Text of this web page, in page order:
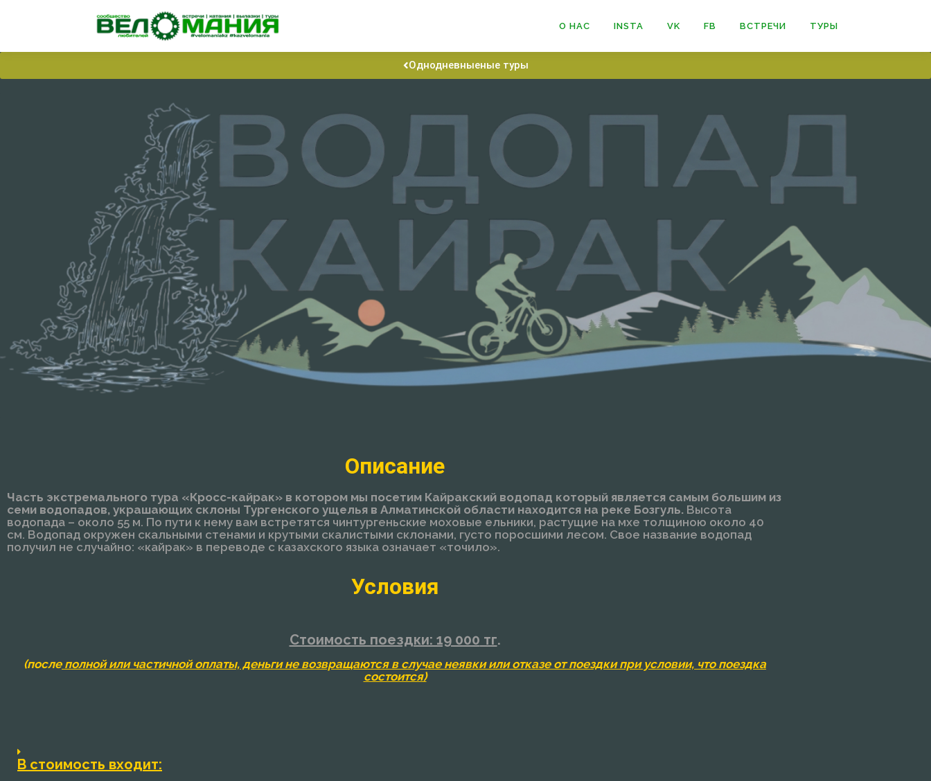
О НАС INSTA VK FB ВСТРЕЧИ ТУРЫ
Однодневныеные туры
Описание
Часть экстремального тура «Кросс-кайрак» в котором мы посетим Кайракский водопад который является самым большим из
семи водопадов, украшающих склоны Тургенского ущелья в Алматинской области находится на реке Бозгуль. Высота
водопада – около 55 м. По пути к нему вам встретятся чинтургеньские моховые ельники, растущие на мхе толщиною около 40
см. Водопад окружен скальными стенами и крутыми скалистыми склонами, густо поросшими лесом. Свое название водопад
получил не случайно: «кайрак» в переводе с казахского языка означает «точило».
Условия
Стоимость поездки: 19 000 тг.
(послеполной или частичной оплаты, деньги не возвращаются в случае неявки или отказе от поездки при условии, что поездка
состоится)
В стоимость входит: